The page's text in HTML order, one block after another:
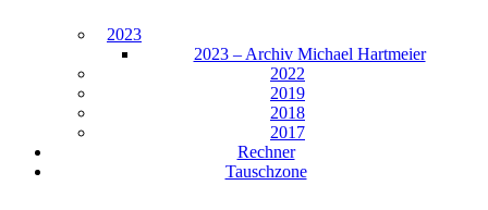
2023
2023 – Archiv Michael Hartmeier
2022
2019
2018
2017
Rechner
Tauschzone